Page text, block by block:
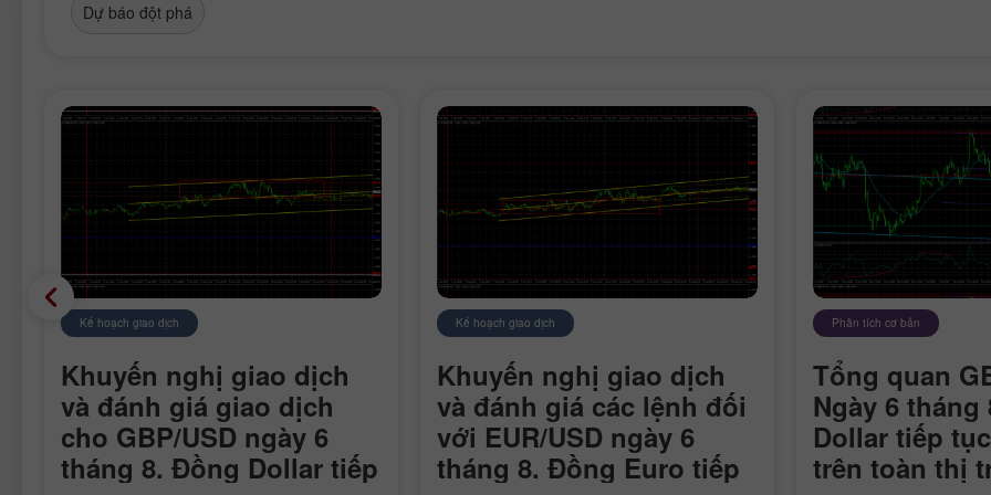
Dự báo đột phá
Kế hoạch giao dịch
Khuyến nghị giao dịch
và đánh giá giao dịch
cho GBP/USD ngày 6
tháng 8. Đồng Dollar tiếp
Kế hoạch giao dịch
Khuyến nghị giao dịch
và đánh giá các lệnh đối
với EUR/USD ngày 6
tháng 8. Đồng Euro tiếp
Phân tích cơ bản
Tổng quan
Ngày 6 tháng
Dollar tiếp
trên toàn thị
Tiền thưởng CLB
InstaForex
Gửi tiền May mắn